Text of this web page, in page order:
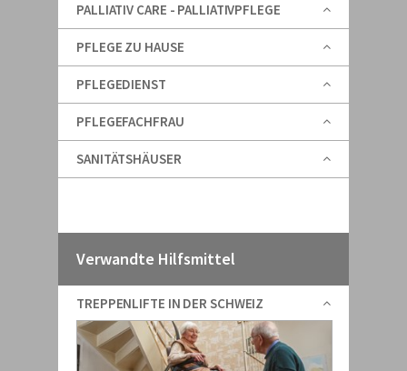
PALLIATIV CARE - PALLIATIVPFLEGE
PFLEGE ZU HAUSE
PFLEGEDIENST
PFLEGEFACHFRAU
SANITÄTSHÄUSER
Verwandte Hilfsmittel
TREPPENLIFTE IN DER SCHWEIZ